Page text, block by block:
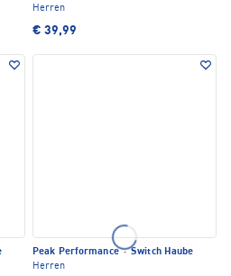
Herren
€ 39,99
Peak Performance·Switch Haube
Herren